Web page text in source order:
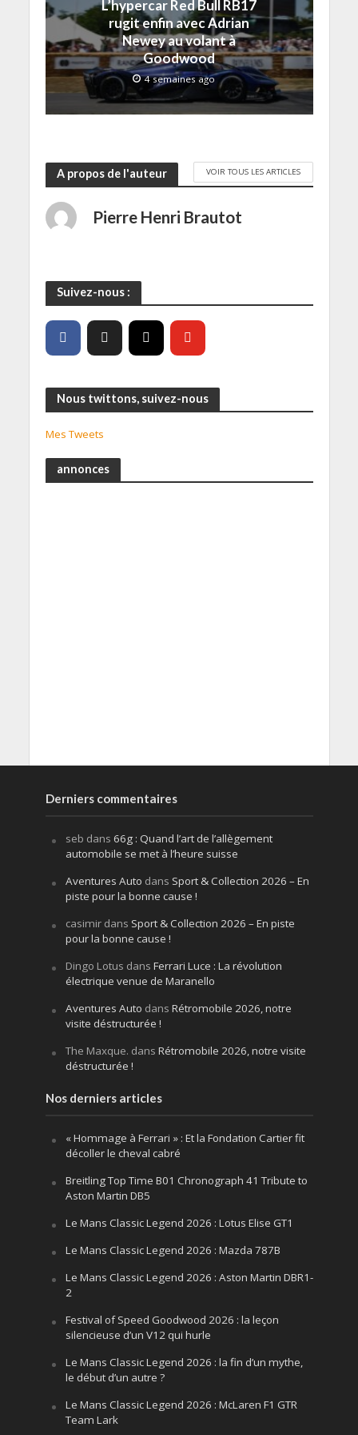
e
e
n
ê
t
r
e
) ) e
)
L’hypercar Red Bull RB17
rugit enfin avec Adrian
Newey au volant à
Goodwood
4 semaines ago
A propos de l'auteur VOIR TOUS LES ARTICLES
Pierre Henri Brautot
Suivez-nous :
Nous twittons, suivez-nous
Mes Tweets
annonces
Derniers commentaires
seb dans 66g : Quand l’art de l’allègement
automobile se met à l’heure suisse
Aventures Auto dans Sport & Collection 2026 – En
piste pour la bonne cause !
casimirdans Sport & Collection 2026 – En piste
pour la bonne cause !
Dingo Lotus dans Ferrari Luce : La révolution
électrique venue de Maranello
Aventures Auto dans Rétromobile 2026, notre
visite déstructurée !
The Maxque. dans Rétromobile 2026, notre visite
déstructurée !
Nos derniers articles
« Hommage à Ferrari » : Et la Fondation Cartier fit
décoller le cheval cabré
Breitling Top Time B01 Chronograph 41 Tribute to
Aston Martin DB5
Le Mans Classic Legend 2026 : Lotus Elise GT1
Le Mans Classic Legend 2026 : Mazda 787B
Le Mans Classic Legend 2026 : Aston Martin DBR1-
2
Festival of Speed Goodwood 2026 : la leçon
silencieuse d’un V12 qui hurle
Le Mans Classic Legend 2026 : la fin d’un mythe,
le début d’un autre ?
Le Mans Classic Legend 2026 : McLaren F1 GTR
Team Lark